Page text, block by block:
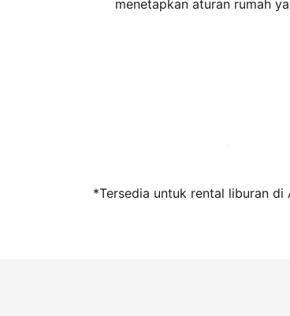
menetapkan aturan rumah
Jadi tuan rumah bersama kami
*Tersedia untuk rental liburan di